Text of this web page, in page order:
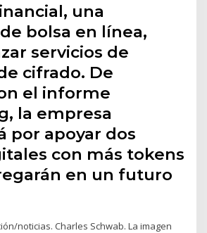
una
bolsa en línea,
servicios de
cifrado. De
el informe
la empresa
por apoyar dos
con más tokens
en un futuro
noticias. Charles Schwab. La imagen